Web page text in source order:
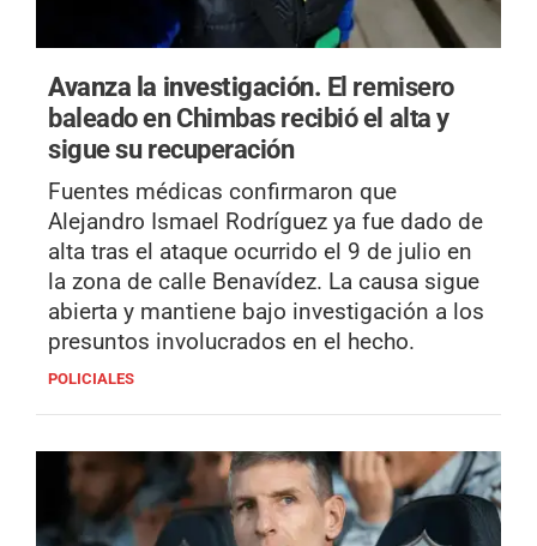
Avanza la investigación. El remisero
baleado en Chimbas recibió el alta y
sigue su recuperación
Fuentes médicas confirmaron que
Alejandro Ismael Rodríguez ya fue dado de
alta tras el ataque ocurrido el 9 de julio en
la zona de calle Benavídez. La causa sigue
abierta y mantiene bajo investigación a los
presuntos involucrados en el hecho.
POLICIALES